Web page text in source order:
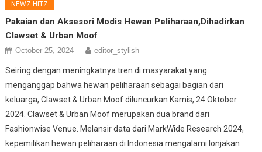
NEWZ HITZ
Pakaian dan Aksesori Modis Hewan Peliharaan,Dihadirkan
Clawset & Urban Moof
October 25, 2024 editor_stylish
Seiring dengan meningkatnya tren di masyarakat yang
menganggap bahwa hewan peliharaan sebagai bagian dari
keluarga, Clawset & Urban Moof diluncurkan Kamis, 24 Oktober
2024. Clawset & Urban Moof merupakan dua brand dari
Fashionwise Venue. Melansir data dari MarkWide Research 2024,
kepemilikan hewan peliharaan di Indonesia mengalami lonjakan